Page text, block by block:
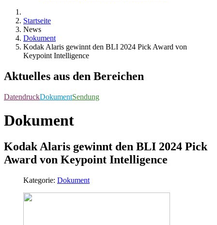
Startseite
News
Dokument
Kodak Alaris gewinnt den BLI 2024 Pick Award von
Keypoint Intelligence
Aktuelles aus den Bereichen
DatendruckDokumentSendung
Dokument
Kodak Alaris gewinnt den BLI 2024 Pick
Award von Keypoint Intelligence
Kategorie: Dokument